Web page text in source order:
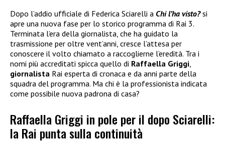
Dopo l’addio ufficiale di Federica Sciarelli a Chi l’ha visto?si
apre una nuova fase per lo storico programma di Rai 3.
Terminata l’era della giornalista, che ha guidato la
trasmissione per oltre vent’anni, cresce l’attesa per
conoscere il volto chiamato a raccoglierne l’eredità. Tra i
nomi più accreditati spicca quello di Raffaella Griggi,
giornalista Rai esperta di cronaca e da anni parte della
squadra del programma. Ma chi è la professionista indicata
come possibile nuova padrona di casa?
Raffaella Griggi in pole per il dopo Sciarelli:
la Rai punta sulla continuità